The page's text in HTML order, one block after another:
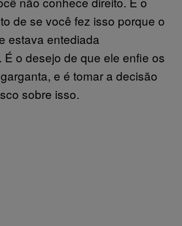
de se você fez isso porque o
estava entediada
É o desejo de que ele enfie os
e é tomar a decisão
sobre isso.